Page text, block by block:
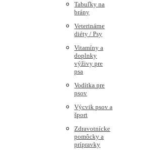
Tabuľky na
brány
Veterinárne
diéty / Psy
Vitamíny a
doplnky
výživy pre
psa
Vodítka pre
psov
Výcvik psov a
šport
Zdravotnícke
pomôcky a
prípravky